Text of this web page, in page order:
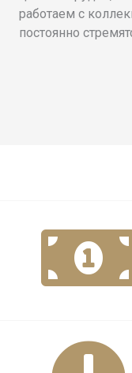
работаем с
постоянно